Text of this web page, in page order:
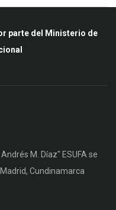
parte del Ministerio de
M. Díaz" ESUFA se
Cundinamarca